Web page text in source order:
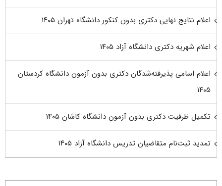
اعلام نتایج نهایی دکتری بدون کنکور دانشگاه تهران ۱۴۰۵
اعلام شهریه دکتری دانشگاه آزاد ۱۴۰۵
اعلام اسامی پذیرفته‌شدگان دکتری بدون آزمون دانشگاه کردستان
۱۴۰۵
تکمیل ظرفیت دکتری بدون آزمون دانشگاه کاشان ۱۴۰۵
تمدید ثبت‌نام متقاضیان تدریس دانشگاه آزاد ۱۴۰۵